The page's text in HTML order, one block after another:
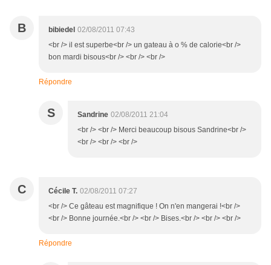
B bibiedel 02/08/2011 07:43
<br /> il est superbe<br /> un gateau à o % de calorie<br />
bon mardi bisous<br /> <br /> <br />
Répondre
S Sandrine 02/08/2011 21:04
<br /> <br /> Merci beaucoup bisous Sandrine<br />
<br /> <br /> <br />
C Cécile T. 02/08/2011 07:27
<br /> Ce gâteau est magnifique ! On n'en mangerai !<br />
<br /> Bonne journée.<br /> <br /> Bises.<br /> <br /> <br />
Répondre